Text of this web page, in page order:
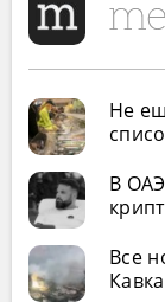
Не
В
Все